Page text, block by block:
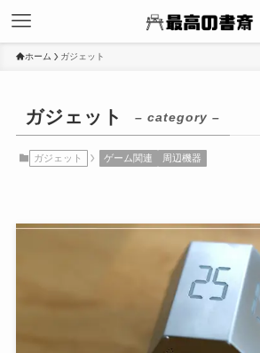
ホーム ガジェット
ガジェット – category –
ガジェット ゲーム関連 周辺機器